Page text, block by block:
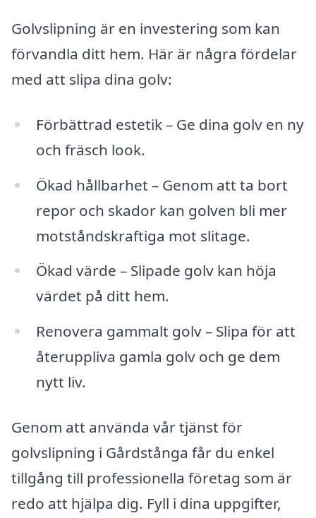
Golvslipning är en investering som kan
förvandla ditt hem. Här är några fördelar
med att slipa dina golv:
Förbättrad estetik – Ge dina golv en ny
och fräsch look.
Ökad hållbarhet – Genom att ta bort
repor och skador kan golven bli mer
motståndskraftiga mot slitage.
Ökad värde – Slipade golv kan höja
värdet på ditt hem.
Renovera gammalt golv – Slipa för att
återuppliva gamla golv och ge dem
nytt liv.
Genom att använda vår tjänst för
golvslipning i Gårdstånga får du enkel
tillgång till professionella företag som är
redo att hjälpa dig. Fyll i dina uppgifter,